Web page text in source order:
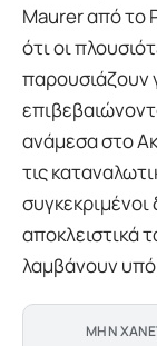
Maurer από το
ότι οι
παρουσιάζουν
ανάμεσα στο
τις
συγκεκριμένοι
αποκλειστικά
λαμβάνουν
ΜΗΝ